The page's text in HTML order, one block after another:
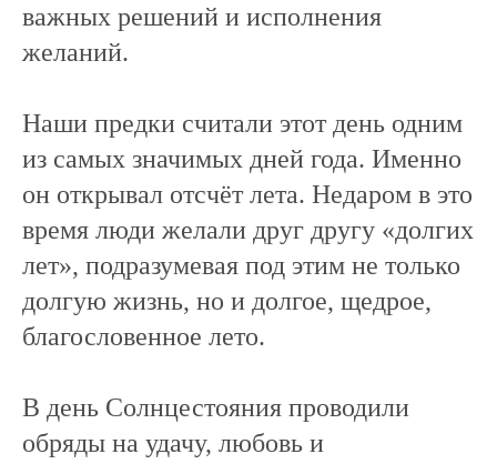
важных решений и исполнения
желаний.
Наши предки считали этот день одним
из самых значимых дней года. Именно
он открывал отсчёт лета. Недаром в это
время люди желали друг другу «долгих
лет», подразумевая под этим не только
долгую жизнь, но и долгое, щедрое,
благословенное лето.
В день Солнцестояния проводили
обряды на удачу, любовь и